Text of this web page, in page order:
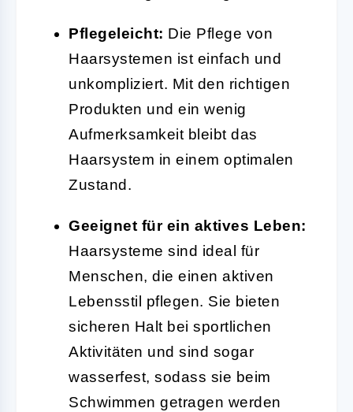
Pflegeleicht: Die Pflege von
Haarsystemen ist einfach und
unkompliziert. Mit den richtigen
Produkten und ein wenig
Aufmerksamkeit bleibt das
Haarsystem in einem optimalen
Zustand.
Geeignet für ein aktives Leben:
Haarsysteme sind ideal für
Menschen, die einen aktiven
Lebensstil pflegen. Sie bieten
sicheren Halt bei sportlichen
Aktivitäten und sind sogar
wasserfest, sodass sie beim
Schwimmen getragen werden